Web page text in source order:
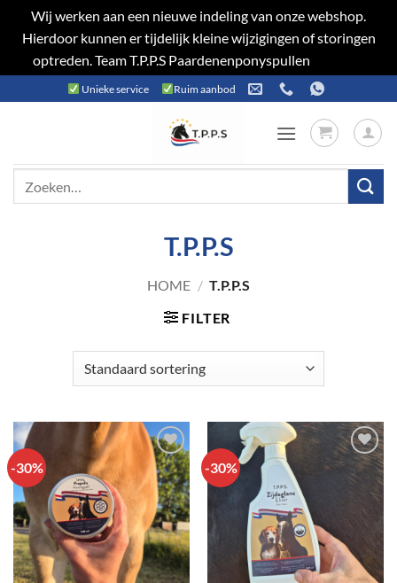
Wij werken aan een nieuwe indeling van onze webshop.
Hierdoor kunnen er tijdelijk kleine wijzigingen of storingen
optreden. Team T.P.P.S Paardenenponyspullen
naar
Unieke service Ruim aanbod
T.P.P.S
HOME / T.P.P.S
FILTER
-30%
Toevoegen
aan
verlanglijst
-30%
Toevoegen
aan
verlanglijst